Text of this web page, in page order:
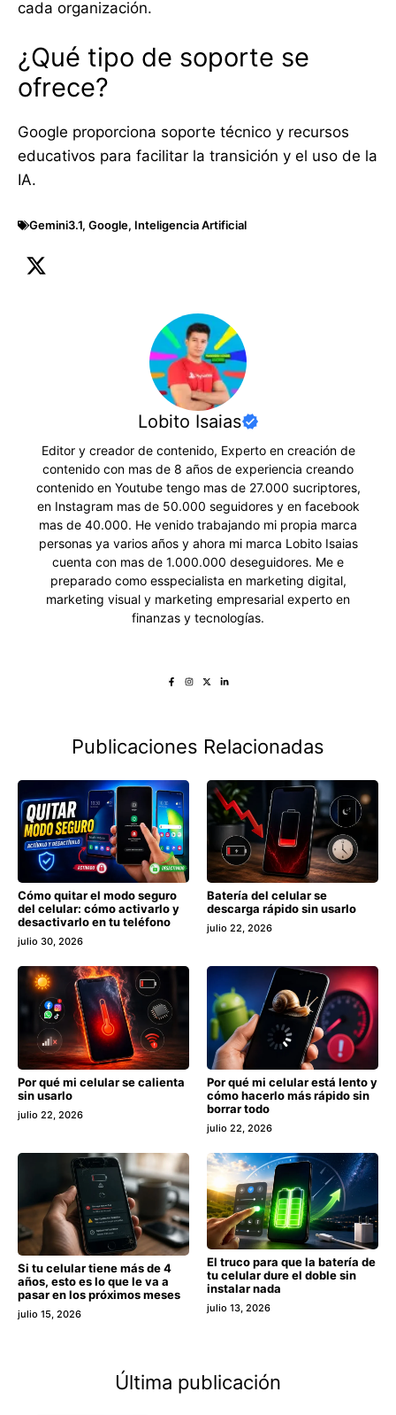
cada organización.
¿Qué tipo de soporte se
ofrece?
Google proporciona soporte técnico y recursos
educativos para facilitar la transición y el uso de la
IA.
Gemini3.1, Google, Inteligencia Artificial
Lobito Isaias
Editor y creador de contenido, Experto en creación de
contenido con mas de 8 años de experiencia creando
contenido en Youtube tengo mas de 27.000 sucriptores,
en Instagram mas de 50.000 seguidores y en facebook
mas de 40.000. He venido trabajando mi propia marca
personas ya varios años y ahora mi marca Lobito Isaias
cuenta con mas de 1.000.000 deseguidores. Me e
preparado como esspecialista en marketing digital,
marketing visual y marketing empresarial experto en
finanzas y tecnologías.
Publicaciones Relacionadas
Cómo quitar el modo seguro
del celular: cómo activarlo y
desactivarlo en tu teléfono
julio 30, 2026
Batería del celular se
descarga rápido sin usarlo
julio 22, 2026
Por qué mi celular se calienta
sin usarlo
julio 22, 2026
Por qué mi celular está lento y
cómo hacerlo más rápido sin
borrar todo
julio 22, 2026
Si tu celular tiene más de 4
años, esto es lo que le va a
pasar en los próximos meses
julio 15, 2026
El truco para que la batería de
tu celular dure el doble sin
instalar nada
julio 13, 2026
Última publicación